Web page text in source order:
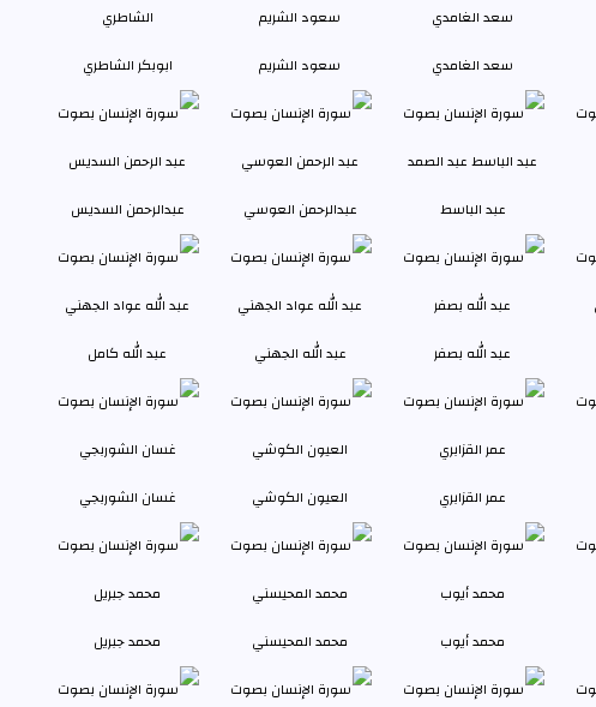
سعد الغامدي سعود الشريم ابوبكر الشاطري
عبد الباسط عبدالرحمن العوسي عبدالرحمن السديس
عبد الله بصفر عبد الله الجهني عبد الله كامل
عمر القزابري العيون الكوشي غسان الشوربجي
محمد أيوب محمد المحيسني محمد جبريل